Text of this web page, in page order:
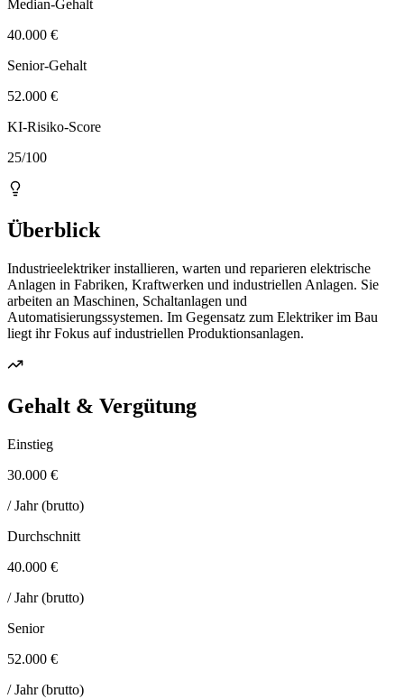
Median-Gehalt
40.000 €
Senior-Gehalt
52.000 €
KI-Risiko-Score
25/100
Überblick
Industrieelektriker installieren, warten und reparieren elektrische
Anlagen in Fabriken, Kraftwerken und industriellen Anlagen. Sie
arbeiten an Maschinen, Schaltanlagen und
Automatisierungssystemen. Im Gegensatz zum Elektriker im Bau
liegt ihr Fokus auf industriellen Produktionsanlagen.
Gehalt & Vergütung
Einstieg
30.000 €
/ Jahr (brutto)
Durchschnitt
40.000 €
/ Jahr (brutto)
Senior
52.000 €
/ Jahr (brutto)